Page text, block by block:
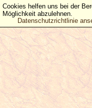
Cookies helfen uns bei der
Möglichkeit abzulehnen.
Datenschutzrichtlinie